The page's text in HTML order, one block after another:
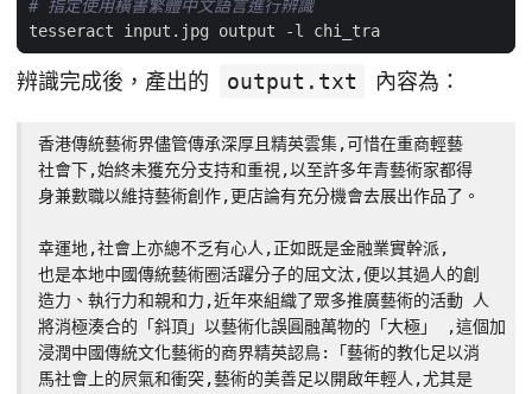
# 指定使用橫書繁體中文語言進行辨識
辨識完成後，產出的 output.txt 內容為：
香港傳統藝術界儘管傳承深厚且精英雲集,可惜在重商輕藝
社會下,始終未獲充分支持和重視,以至許多年青藝術家都得
身兼數職以維持藝術創作,更店論有充分機會去展出作品了。
幸運地,社會上亦總不乏有心人,正如既是金融業實幹派,
也是本地中國傳統藝術圈活躍分子的屈文汰,便以其過人的創
造力、執行力和親和力,近年來組織了眾多推廣藝術的活動 人
將消極湊合的「斜頂」以藝術化誤圓融萬物的「大極」 ,這個加
浸潤中國傳統文化藝術的商界精英認鳥:「藝術的教化足以消
馬社會上的屄氣和衝突,藝術的美善足以開啟年輕人,尤其是